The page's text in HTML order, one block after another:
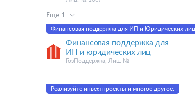
Еще 1
Финансовая поддержка для ИП и Юридических лиц
Финансовая поддержка для
ИП и юридических лиц
ГозПоддержка, Лиц. № -
Реализуйте инвестпроекты и многое другое.